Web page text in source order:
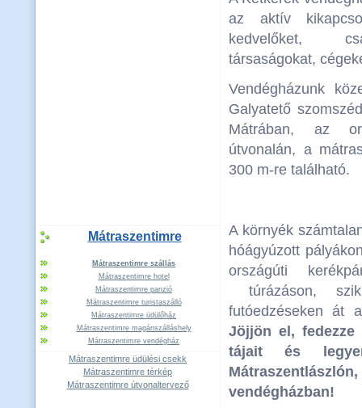
Mátraszentimre
Mátraszentimre szállás
Mátraszentimre hotel
Mátraszentimre panzió
Mátraszentimre turistaszálló
Mátraszentimre üdülőház
Mátraszentimre magánszálláshely
Mátraszentimre vendégház
Mátraszentimre üdülési csekk
Mátraszentimre térkép
Mátraszentimre útvonaltervező
az aktív
kedvelőket,
társaságokat,
Vendégházunk
Galyatető
Mátrában, az
útvonalán, a
300 m-re található.
A környék
hóágyúzott
országúti
túrázáson,
futóedzéseken át
Jöjjön el, fedezze
tájait és
vendégházban!